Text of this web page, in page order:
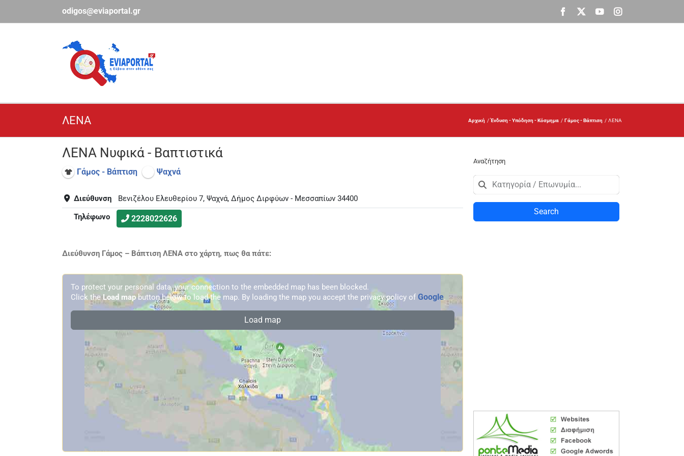
περιεχόμενο
odigos@eviaportal.gr Facebook
X YouTubeInstagram
ΛΕΝΑ Αρχική Ένδυση - Υπόδηση - Κόσμημα Γάμος - Βάπτιση ΛΕΝΑ
ΛΕΝΑ Νυφικά - Βαπτιστικά
Γάμος - Βάπτιση Ψαχνά
Διεύθυνση
Βενιζέλου Ελευθερίου 7, Ψαχνά, Δήμος Διρφύων - Μεσσαπίων 34400
Τηλέφωνο
2228022626
Διεύθυνση Γάμος – Βάπτιση ΛΕΝΑ στο χάρτη, πως θα πάτε:
To protect your personal data, your connection to the embedded map has been blocked.
Click the Load mapbutton below to load the map. By loading the map you accept the privacy policy of Google.
Load map
Αναζήτηση
Search